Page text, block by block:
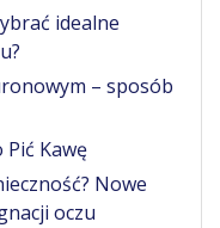
idealne
– sposób
Pić Kawę
Nowe
oczu